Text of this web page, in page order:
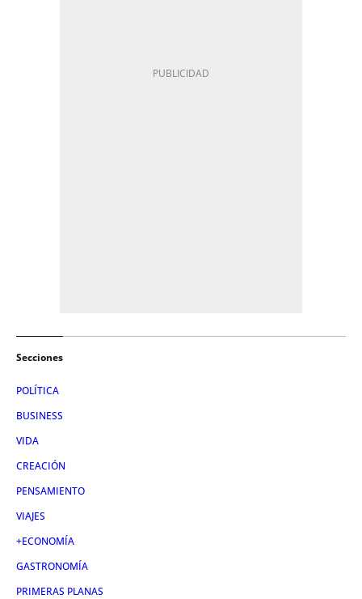
Secciones
POLÍTICA
BUSINESS
VIDA
CREACIÓN
PENSAMIENTO
VIAJES
+ECONOMÍA
GASTRONOMÍA
PRIMERAS PLANAS